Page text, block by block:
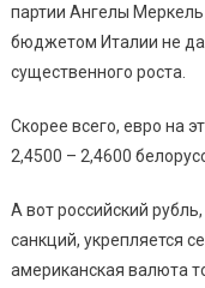
партии Ангелы
бюджетом Италии не
существенного роста.
Скорее всего, евро на
2,4500 – 2,4600
А вот российский
санкций, укрепляется
американская валюта